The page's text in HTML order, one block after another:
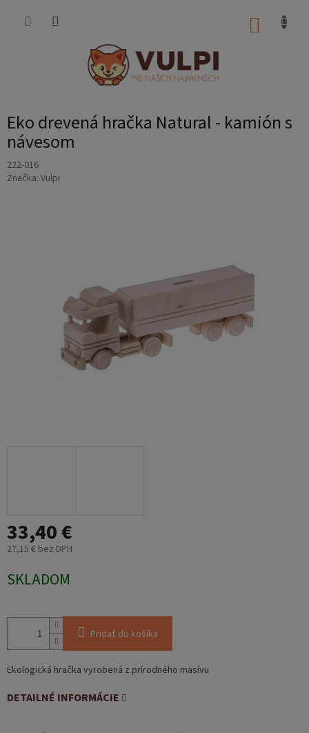
Eko drevená hračka Natural - kamión s
návesom
222-016
Značka: Vulpi
33,40 €
27,15 € bez DPH
cena:
SKLADOM
Pridať do košíka
Ekologická hračka vyrobená z prírodného masívu
DETAILNÉ INFORMÁCIE